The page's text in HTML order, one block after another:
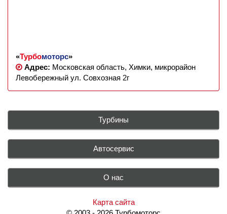
«Турбомоторс»
Адрес: Московская область, Химки, микрорайон
Левобережный ул. Совхозная 2г
Турбины
Автосервис
О нас
Карта сайта